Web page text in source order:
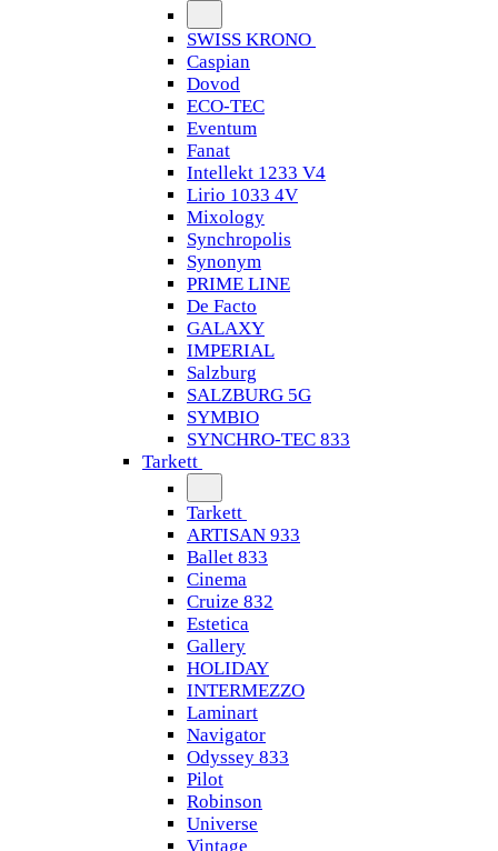
SWISS KRONO
Caspian
Dovod
ECO-TEC
Eventum
Fanat
Intellekt 1233 V4
Lirio 1033 4V
Mixology
Synchropolis
Synonym
PRIME LINE
De Facto
GALAXY
IMPERIAL
Salzburg
SALZBURG 5G
SYMBIO
SYNCHRO-TEC 833
Tarkett
Tarkett
ARTISAN 933
Ballet 833
Cinema
Cruize 832
Estetica
Gallery
HOLIDAY
INTERMEZZO
Laminart
Navigator
Odyssey 833
Pilot
Robinson
Universe
Vintage